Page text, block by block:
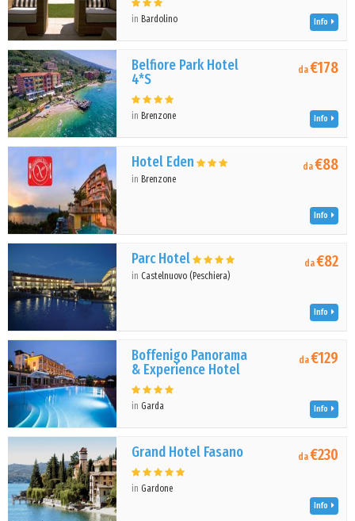
in Bardolino Info
Belfiore Park Hotel
4*S
in Brenzone
da€178
Info
Hotel Eden
in Brenzone
da€88
Info
Parc Hotel
inCastelnuovo (Peschiera)
da€82
Info
Boffenigo Panorama
& Experience Hotel
inGarda
da€129
Info
Grand Hotel Fasano
inGardone
da€230
Info